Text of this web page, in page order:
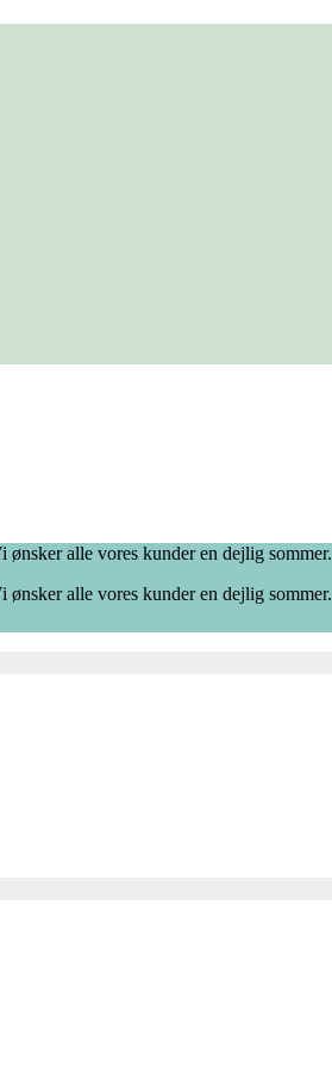
alle vores kunder en dejlig sommer.
alle vores kunder en dejlig sommer.